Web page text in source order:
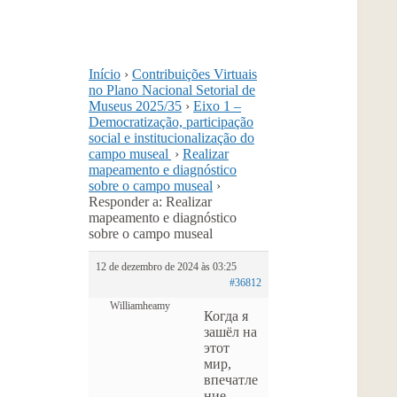
Início › Contribuições Virtuais
no Plano Nacional Setorial de
Museus 2025/35 › Eixo 1 –
Democratização, participação
social e institucionalização do
campo museal › Realizar
mapeamento e diagnóstico
sobre o campo museal ›
Responder a: Realizar
mapeamento e diagnóstico
sobre o campo museal
12 de dezembro de 2024 às 03:25
#36812
Williamheamy
Когда я
зашёл на
этот
мир,
впечатле